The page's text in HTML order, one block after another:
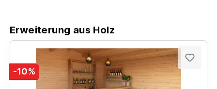
Erweiterung aus Holz
-10%